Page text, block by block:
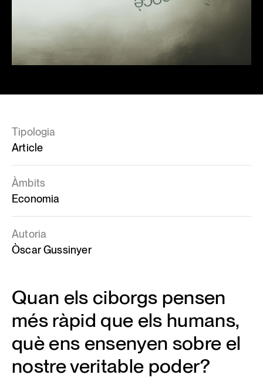
Tipologia
Article
Àmbits
Economia
Autoria
Òscar Gussinyer
Quan els ciborgs pensen
més ràpid que els humans,
què ens ensenyen sobre el
nostre veritable poder?